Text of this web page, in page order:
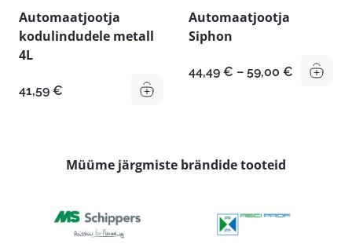
Automaatjootja
kodulindudele metall
4L
41,59 €
Automaatjootja
Siphon
44,49 € – 59,00 €
Müüme järgmiste brändide tooteid